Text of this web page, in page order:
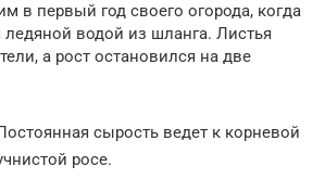
в первый год своего огорода, когда
ледяной водой из шланга. Листья
а рост остановился на две
сырость ведет к корневой
росе.